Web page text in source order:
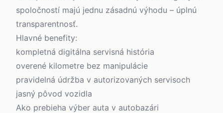
spoločností majú jednu zásadnú výhodu – úplnú
transparentnosť.
Hlavné benefity:
kompletná digitálna servisná história
overené kilometre bez manipulácie
pravidelná údržba v autorizovaných servisoch
jasný pôvod vozidla
Ako prebieha výber auta v autobazári